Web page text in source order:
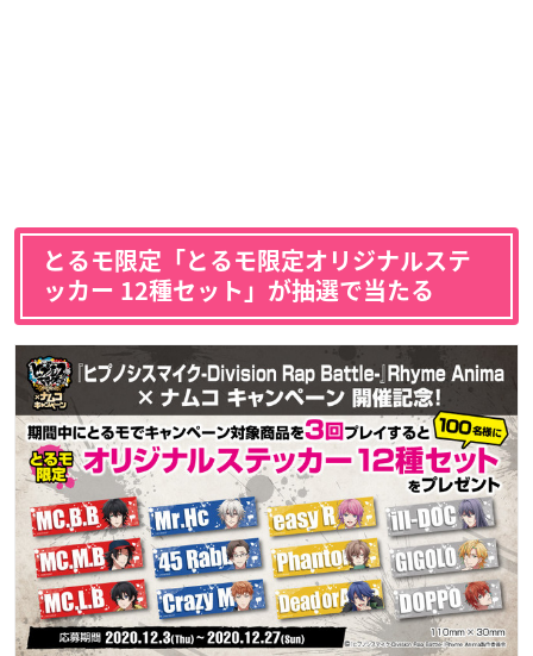
とるモ限定「とるモ限定オリジナルステ
ッカー 12種セット」が抽選で当たる